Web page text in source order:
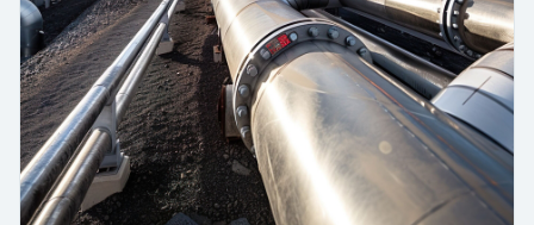
通过产品筛选，选择测量仪表
通过产品特性查找适当的测量设备、软件或
系统组件。
Applicator 选型和计算软件
通过应用参数查找、选择并配置产品
Device Viewer
机电式物位测量
微波限位栅物位测量
Level measurement with pressure
金属分析仪
光度计
微波传输测量原理
工业领域的可持续发展解决方案
数字化驱动流程工业转型升级
决策级过程透明度，赋能卓越运营